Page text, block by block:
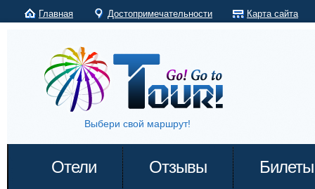
Главная Достопримечательности Карта сайта
Выбери свой маршрут!
Отели Отзывы Билеты